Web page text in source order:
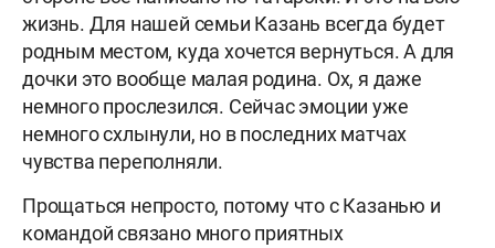
жизнь. Для нашей семьи Казань всегда будет
родным местом, куда хочется вернуться. А для
дочки это вообще малая родина. Ох, я даже
немного прослезился. Сейчас эмоции уже
немного схлынули, но в последних матчах
чувства переполняли.
Прощаться непросто, потому что с Казанью и
командой связано много приятных